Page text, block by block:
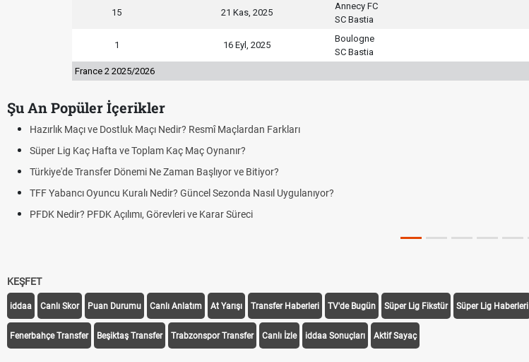
15 21 Kas, 2025
Annecy FC
SC Bastia
1 16 Eyl, 2025
Boulogne
SC Bastia
France 2 2025/2026
Şu An Popüler İçerikler
Hazırlık Maçı ve Dostluk Maçı Nedir? Resmî Maçlardan Farkları
Süper Lig Kaç Hafta ve Toplam Kaç Maç Oynanır?
Türkiye'de Transfer Dönemi Ne Zaman Başlıyor ve Bitiyor?
TFF Yabancı Oyuncu Kuralı Nedir? Güncel Sezonda Nasıl Uygulanıyor?
PFDK Nedir? PFDK Açılımı, Görevleri ve Karar Süreci
KEŞFET
iddaa Canlı Skor Puan Durumu Canlı Anlatım At Yarışı Transfer Haberleri TV'de Bugün Süper Lig Fikstür Süper Lig Haberleri
Fenerbahçe Transfer Beşiktaş Transfer Trabzonspor Transfer Canlı İzle iddaa Sonuçları Aktif Sayaç